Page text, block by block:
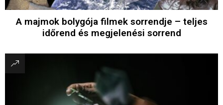
A majmok bolygója filmek sorrendje – teljes
időrend és megjelenési sorrend